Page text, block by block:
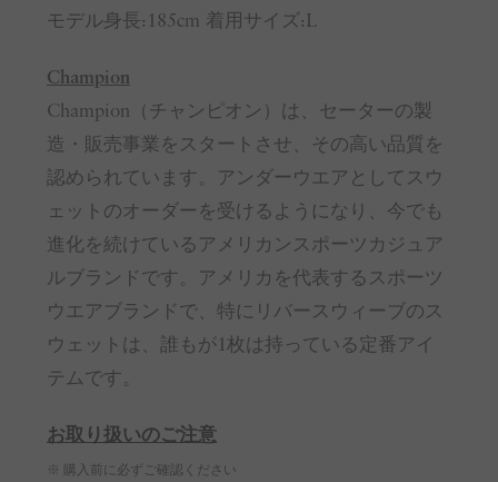
モデル身長:185cm 着用サイズ:L
Champion
Champion（チャンピオン）は、セーターの製
造・販売事業をスタートさせ、その高い品質を
認められています。アンダーウエアとしてスウ
ェットのオーダーを受けるようになり、今でも
進化を続けているアメリカンスポーツカジュア
ルブランドです。アメリカを代表するスポーツ
ウエアブランドで、特にリバースウィーブのス
ウェットは、誰もが1枚は持っている定番アイ
テムです。
お取り扱いのご注意
※ 購入前に必ずご確認ください